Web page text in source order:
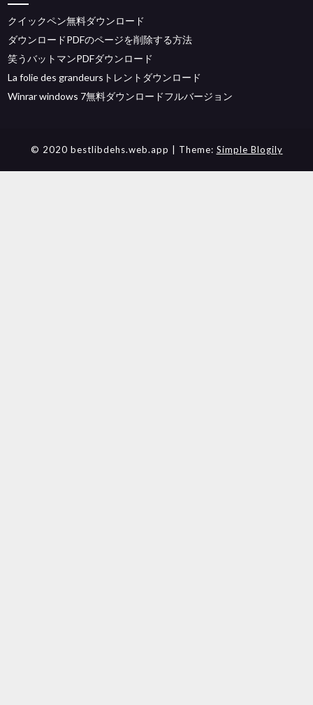
クイックペン無料ダウンロード
ダウンロードPDFのページを削除する方法
笑うバットマンPDFダウンロード
La folie des grandeursトレントダウンロード
Winrar windows 7無料ダウンロードフルバージョン
© 2020 bestlibdehs.web.app | Theme: Simple Blogily